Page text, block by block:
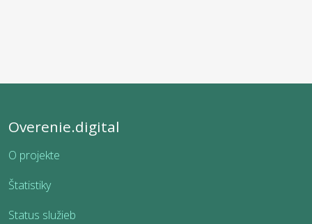
Overenie.digital
O projekte
Štatistiky
Status služieb